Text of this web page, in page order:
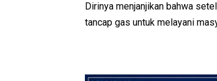
Dirinya menjanjikan bahwa
tancap gas untuk melayani